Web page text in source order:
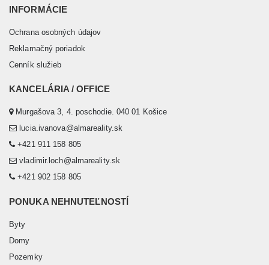
INFORMÁCIE
Ochrana osobných údajov
Reklamačný poriadok
Cenník služieb
KANCELÁRIA / OFFICE
Murgašova 3, 4. poschodie. 040 01 Košice
lucia.ivanova@almareality.sk
+421 911 158 805
vladimir.loch@almareality.sk
+421 902 158 805
PONUKA NEHNUTEĽNOSTÍ
Byty
Domy
Pozemky